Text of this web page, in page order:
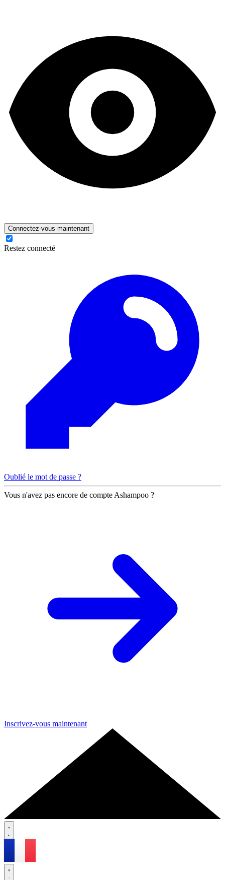
Connectez-vous maintenant
Restez connecté
Oublié le mot de passe ?
Vous n'avez pas encore de compte Ashampoo ?
Inscrivez-vous maintenant